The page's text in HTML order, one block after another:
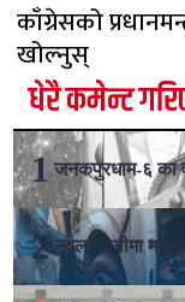
काँग्रेसको
खोल्नुस्
धेरै कमेन्ट
जनकपुरधाम-६ का
नवलपरासीमा